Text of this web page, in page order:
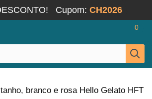
Cupom: CH2026
0
branco e rosa Hello Gelato HFT